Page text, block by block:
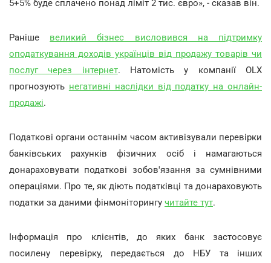
5+5% буде сплачено понад ліміт 2 тис. євро», - сказав він.
Раніше великий бізнес висловився на підтримку
оподаткування доходів українців від продажу товарів чи
послуг через інтернет. Натомість у компанії OLX
прогнозують негативні наслідки від податку на онлайн-
продажі.
Податкові органи останнім часом активізували перевірки
банківських рахунків фізичних осіб і намагаються
донараховувати податкові зобов'язання за сумнівними
операціями. Про те, як діють податківці та донараховують
податки за даними фінмоніторингу читайте тут.
Інформація про клієнтів, до яких банк застосовує
посилену перевірку, передається до НБУ та інших